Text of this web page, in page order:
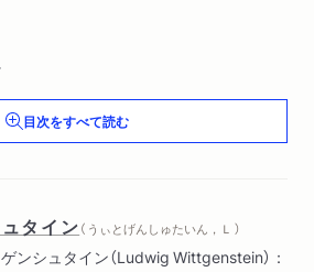
目次をすべて読む
タイン（ うぃとげんしゅたいん，Ｌ ）
ンシュタイン（Ludwig Wittgenstein）：